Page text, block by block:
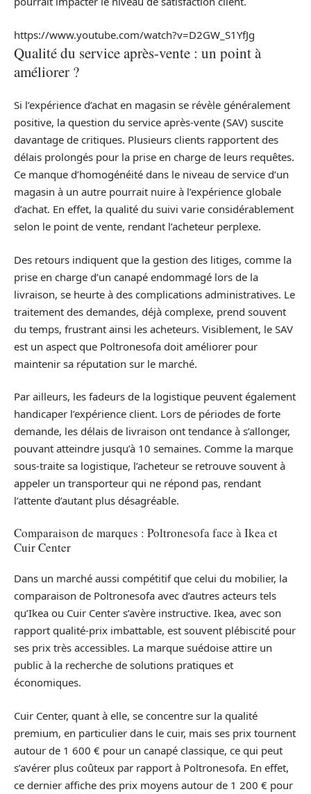
https://www.youtube.com/watch?v=D2GW_S1YfJg
Qualité du service après-vente : un point à
améliorer ?
Si l’expérience d’achat en magasin se révèle généralement
positive, la question du service après-vente (SAV) suscite
davantage de critiques. Plusieurs clients rapportent des
délais prolongés pour la prise en charge de leurs requêtes.
Ce manque d’homogénéité dans le niveau de service d’un
magasin à un autre pourrait nuire à l’expérience globale
d’achat. En effet, la qualité du suivi varie considérablement
selon le point de vente, rendant l’acheteur perplexe.
Des retours indiquent que la gestion des litiges, comme la
prise en charge d’un canapé endommagé lors de la
livraison, se heurte à des complications administratives. Le
traitement des demandes, déjà complexe, prend souvent
du temps, frustrant ainsi les acheteurs. Visiblement, le SAV
est un aspect que Poltronesofa doit améliorer pour
maintenir sa réputation sur le marché.
Par ailleurs, les fadeurs de la logistique peuvent également
handicaper l’expérience client. Lors de périodes de forte
demande, les délais de livraison ont tendance à s’allonger,
pouvant atteindre jusqu’à 10 semaines. Comme la marque
sous-traite sa logistique, l’acheteur se retrouve souvent à
appeler un transporteur qui ne répond pas, rendant
l’attente d’autant plus désagréable.
Comparaison de marques : Poltronesofa face à Ikea et
Cuir Center
Dans un marché aussi compétitif que celui du mobilier, la
comparaison de Poltronesofa avec d’autres acteurs tels
qu’Ikea ou Cuir Center s’avère instructive. Ikea, avec son
rapport qualité-prix imbattable, est souvent plébiscité pour
ses prix très accessibles. La marque suédoise attire un
public à la recherche de solutions pratiques et
économiques.
Cuir Center, quant à elle, se concentre sur la qualité
premium, en particulier dans le cuir, mais ses prix tournent
autour de 1 600 € pour un canapé classique, ce qui peut
s’avérer plus coûteux par rapport à Poltronesofa. En effet,
ce dernier affiche des prix moyens autour de 1 200 € pour